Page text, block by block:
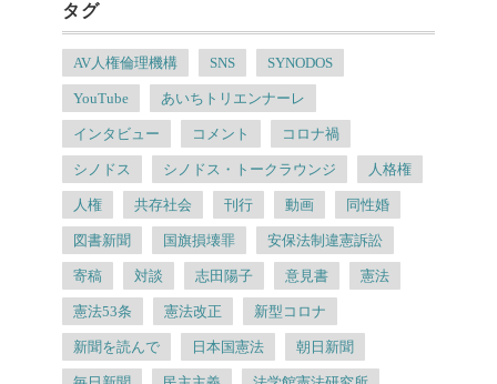
タグ
AV人権倫理機構 SNS SYNODOS
YouTube あいちトリエンナーレ
インタビュー コメント コロナ禍
シノドス シノドス・トークラウンジ 人格権
人権 共存社会 刊行 動画 同性婚
図書新聞 国旗損壊罪 安保法制違憲訴訟
寄稿 対談 志田陽子 意見書 憲法
憲法53条 憲法改正 新型コロナ
新聞を読んで 日本国憲法 朝日新聞